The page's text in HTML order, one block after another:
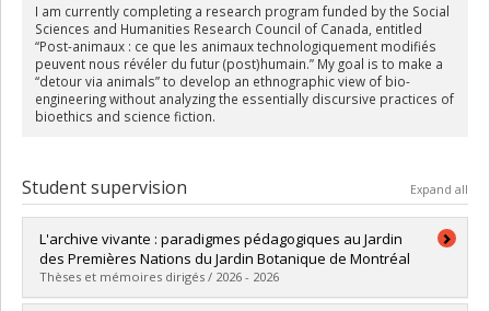
I am currently completing a research program funded by the Social
Sciences and Humanities Research Council of Canada, entitled
“Post-animaux : ce que les animaux technologiquement modifiés
peuvent nous révéler du futur (post)humain.” My goal is to make a
“detour via animals” to develop an ethnographic view of bio-
engineering without analyzing the essentially discursive practices of
bioethics and science fiction.
Student supervision Expand all
L'archive vivante : paradigmes pédagogiques au Jardin
des Premières Nations du Jardin Botanique de Montréal
Thèses et mémoires dirigés / 2026 - 2026